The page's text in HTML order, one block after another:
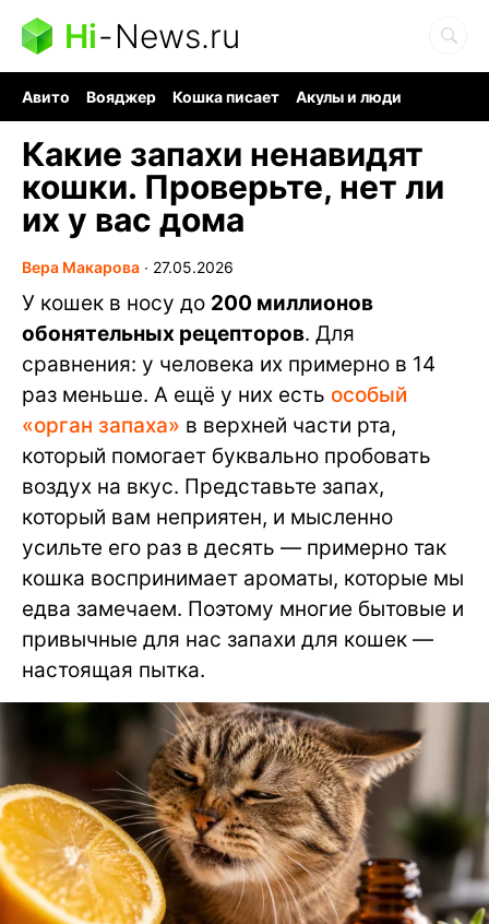
Hi-News.ru
Авито Вояджер Кошка писает
Акулы и люди
Какие запахи ненавидят
кошки. Проверьте, нет ли
их у вас дома
Вера Макарова ∙ 27.05.2026
У кошек в носу до 200 миллионов
обонятельных рецепторов. Для
сравнения: у человека их примерно в 14
раз меньше. А ещё у них есть особый
«орган запаха» в верхней части рта,
который помогает буквально пробовать
воздух на вкус. Представьте запах,
который вам неприятен, и мысленно
усильте его раз в десять — примерно так
кошка воспринимает ароматы, которые мы
едва замечаем. Поэтому многие бытовые и
привычные для нас запахи для кошек —
настоящая пытка.